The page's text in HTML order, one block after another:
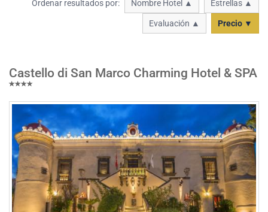
Ordenar resultados por: Nombre Hotel ▲ Estrellas ▲
Evaluación ▲ Precio ▼
Castello di San Marco Charming Hotel & SPA